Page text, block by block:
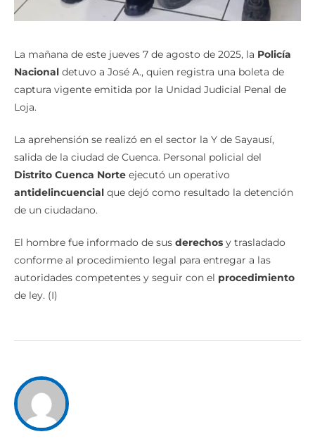
La mañana de este jueves 7 de agosto de 2025, la Policía
Nacional detuvo a José A., quien registra una boleta de
captura vigente emitida por la Unidad Judicial Penal de
Loja.
La aprehensión se realizó en el sector la Y de Sayausí,
salida de la ciudad de Cuenca. Personal policial del
Distrito Cuenca Norte ejecutó un operativo
antidelincuencial que dejó como resultado la detención
de un ciudadano.
El hombre fue informado de sus derechos y trasladado
conforme al procedimiento legal para entregar a las
autoridades competentes y seguir con el procedimiento
de ley. (I)